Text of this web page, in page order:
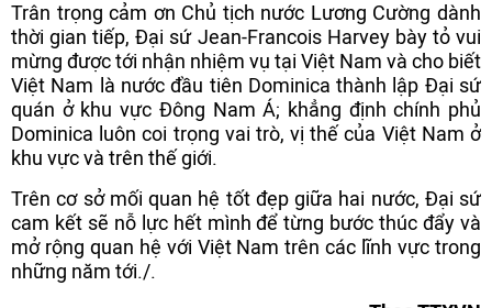
Trân trọng cảm ơn Chủ tịch nước Lương Cường dành
thời gian tiếp, Đại sứ Jean-Francois Harvey bày tỏ vui
mừng được tới nhận nhiệm vụ tại Việt Nam và cho biết
Việt Nam là nước đầu tiên Dominica thành lập Đại sứ
quán ở khu vực Đông Nam Á; khẳng định chính phủ
Dominica luôn coi trọng vai trò, vị thế của Việt Nam ở
khu vực và trên thế giới.
Trên cơ sở mối quan hệ tốt đẹp giữa hai nước, Đại sứ
cam kết sẽ nỗ lực hết mình để từng bước thúc đẩy và
mở rộng quan hệ với Việt Nam trên các lĩnh vực trong
những năm tới./.